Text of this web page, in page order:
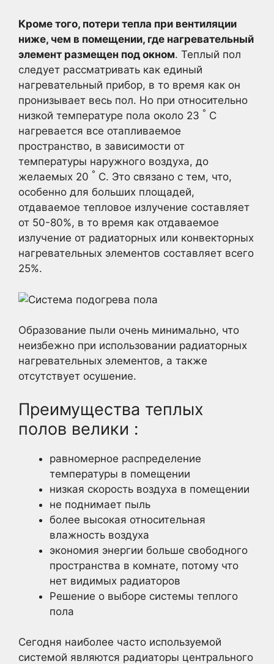
Кроме того, потери тепла при вентиляции
ниже, чем в помещении, где нагревательный
элемент размещен под окном. Теплый пол
следует рассматривать как единый
нагревательный прибор, в то время как он
пронизывает весь пол. Но при относительно
низкой температуре пола около 23 ° C
нагревается все отапливаемое
пространство, в зависимости от
температуры наружного воздуха, до
желаемых 20 ° C. Это связано с тем, что,
особенно для больших площадей,
отдаваемое тепловое излучение составляет
от 50-80%, в то время как отдаваемое
излучение от радиаторных или конвекторных
нагревательных элементов составляет всего
25%.
Образование пыли очень минимально, что
неизбежно при использовании радиаторных
нагревательных элементов, а также
отсутствует осушение.
Преимущества теплых
полов велики :
равномерное распределение
температуры в помещении
низкая скорость воздуха в помещении
не поднимает пыль
более высокая относительная
влажность воздуха
экономия энергии больше свободного
пространства в комнате, потому что
нет видимых радиаторов
Решение о выборе системы теплого
пола
Сегодня наиболее часто используемой
системой являются радиаторы центрального